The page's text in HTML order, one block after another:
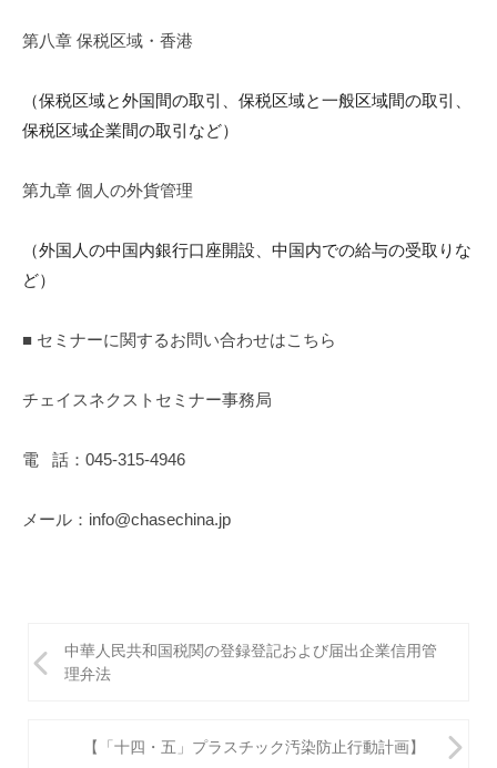
第八章 保税区域・香港
（保税区域と外国間の取引、保税区域と一般区域間の取引、
保税区域企業間の取引など）
第九章 個人の外貨管理
（外国人の中国内銀行口座開設、中国内での給与の受取りな
ど）
■ セミナーに関するお問い合わせはこちら
チェイスネクストセミナー事務局
電 話：045-315-4946
メール：info@chasechina.jp
稿
中華人民共和国税関の登録登記および届出企業信用管
理弁法
【「十四・五」プラスチック汚染防止行動計画】